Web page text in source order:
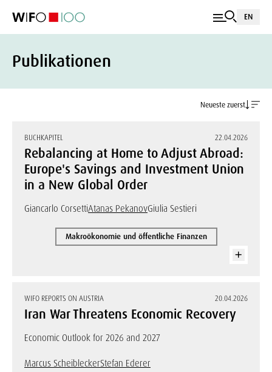
EN
Publikationen
Neueste zuerst
BUCHKAPITEL 22.04.2026
Rebalancing at Home to Adjust Abroad:
Europe's Savings and Investment Union
in a New Global Order
Giancarlo CorsettiAtanas PekanovGiulia Sestieri
Makroökonomie und öffentliche Finanzen
WIFO REPORTS ON AUSTRIA 20.04.2026
Iran War Threatens Economic Recovery
Economic Outlook for 2026 and 2027
Marcus ScheibleckerStefan Ederer